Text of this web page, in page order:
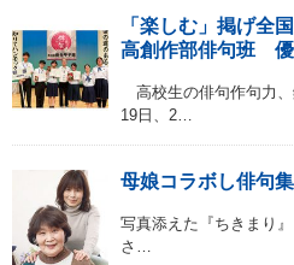
「楽しむ」掲げ全
高創作部俳句班 優
高校生の俳句作句力、
19日、2…
母娘コラボし俳句集
写真添えた『ちきまり
さ…